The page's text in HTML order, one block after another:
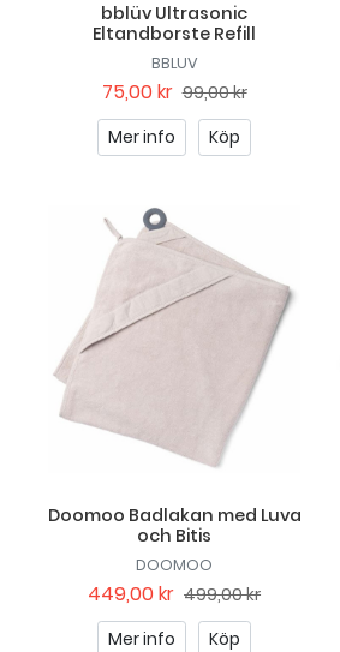
bblüv Ultrasonic
Eltandborste Refill
BBLUV
75,00 kr 99,00 kr
Mer info
Köp
Doomoo Badlakan med Luva
och Bitis
DOOMOO
449,00 kr 499,00 kr
Mer info
Köp